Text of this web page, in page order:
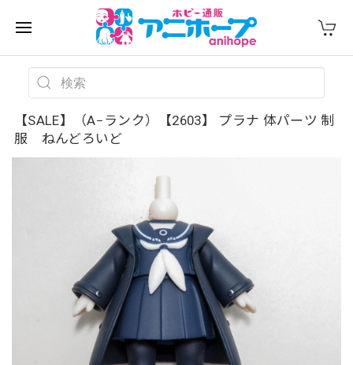
【SALE】（A−ランク）【2603】 プラナ 体パーツ 制
服 ねんどろいど